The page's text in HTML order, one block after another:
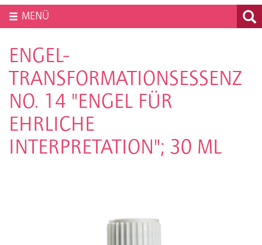
MENÜ
ENGEL-
TRANSFORMATIONSESSENZ
NO. 14 "ENGEL FÜR
EHRLICHE
INTERPRETATION"; 30 ML